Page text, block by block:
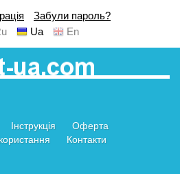
Забули пароль?
Ua En
Інструкція
Оферта
Контакти